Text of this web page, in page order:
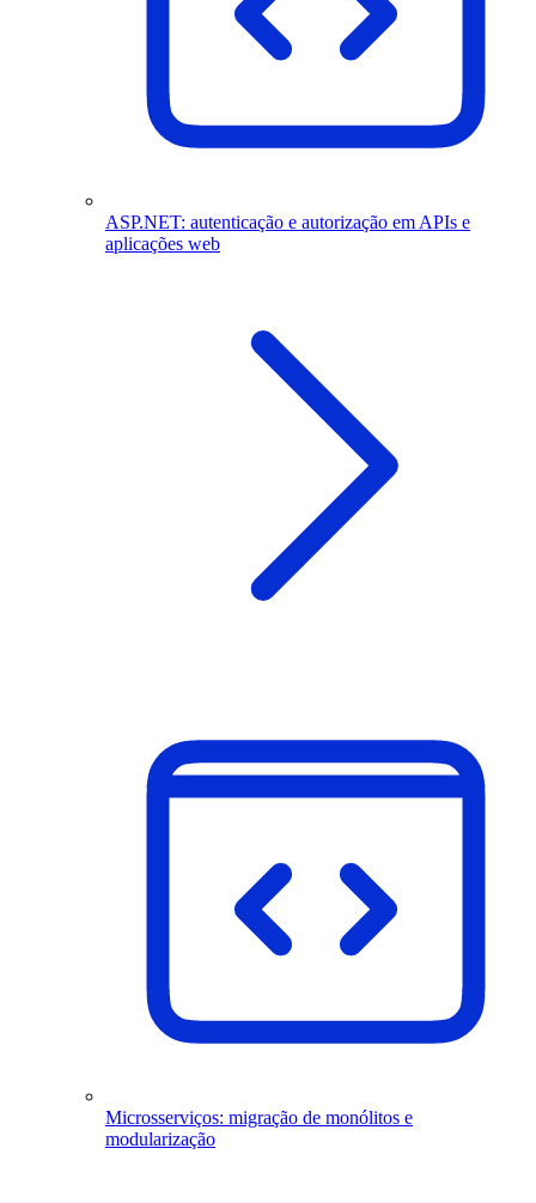
ASP.NET: autenticação e autorização em APIs e
aplicações web
Microsserviços: migração de monólitos e
modularização